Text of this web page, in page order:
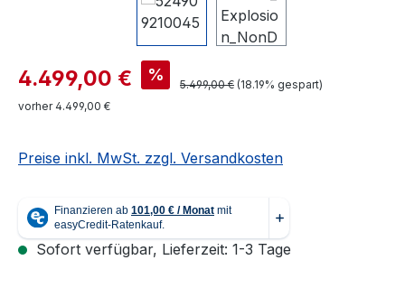
Verkaufspreis:
4.499,00 € % Regulärer Preis:
5.499,00 € (18.19% gespart)
vorher 4.499,00 €
Preise inkl. MwSt. zzgl. Versandkosten
Sofort verfügbar, Lieferzeit: 1-3 Tage